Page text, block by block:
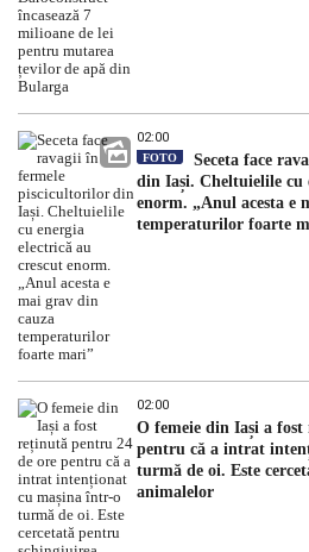
02:00
FOTO
Seceta face
din Iași. Cheltuielile cu
enorm. „Anul acesta e
temperaturilor foarte
02:00
O femeie din Iași a
pentru că a intrat
turmă de oi. Este
animalelor